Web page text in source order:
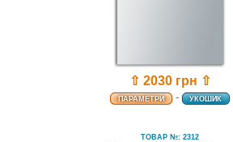
⇧ 2030 грн ⇧
ПАРАМЕТРИ - УКОШИК
ТОВАР №: 2312